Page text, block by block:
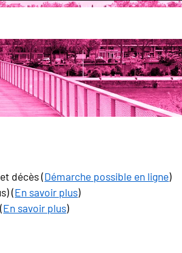
décès (Démarche possible en ligne)
(En savoir plus)
En savoir plus)